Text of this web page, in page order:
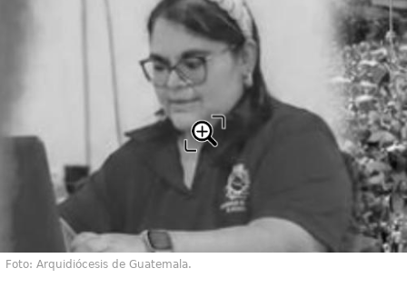
Foto: Arquidiócesis de Guatemala.